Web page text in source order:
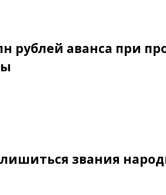
рублей аванса при
звания